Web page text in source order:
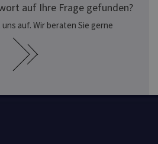
auf Ihre Frage gefunden?
auf. Wir beraten Sie gerne